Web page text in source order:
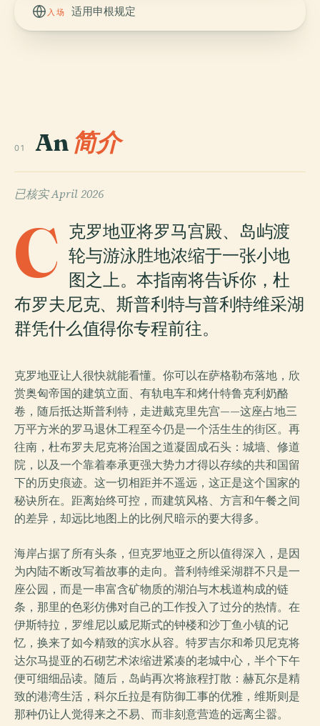
入场 适用申根规定
01 An 简介
已核实April 2026
C 克罗地亚将罗马宫殿、岛屿渡
轮与游泳胜地浓缩于一张小地
图之上。本指南将告诉你，杜
布罗夫尼克、斯普利特与普利特维采湖
群凭什么值得你专程前往。
克罗地亚让人很快就能看懂。你可以在萨格勒布落地，欣
赏奥匈帝国的建筑立面、有轨电车和烤什特鲁克利奶酪
卷，随后抵达斯普利特，走进戴克里先宫——这座占地三
万平方米的罗马退休工程至今仍是一个活生生的街区。再
往南，杜布罗夫尼克将治国之道凝固成石头：城墙、修道
院，以及一个靠着奉承更强大势力才得以存续的共和国留
下的历史痕迹。这一切相距并不遥远，这正是这个国家的
秘诀所在。距离始终可控，而建筑风格、方言和午餐之间
的差异，却远比地图上的比例尺暗示的要大得多。
海岸占据了所有头条，但克罗地亚之所以值得深入，是因
为内陆不断改写着故事的走向。普利特维采湖群不只是一
座公园，而是一串富含矿物质的湖泊与木栈道构成的链
条，那里的色彩仿佛对自己的工作投入了过分的热情。在
伊斯特拉，罗维尼以威尼斯式的钟楼和沙丁鱼小镇的记
忆，换来了如今精致的滨水从容。特罗吉尔和希贝尼克将
达尔马提亚的石砌艺术浓缩进紧凑的老城中心，半个下午
便可细细品读。随后，岛屿再次将旅程打散：赫瓦尔是精
致的港湾生活，科尔丘拉是有防御工事的优雅，维斯则是
那种仍让人觉得来之不易、而非刻意营造的远离尘嚣。